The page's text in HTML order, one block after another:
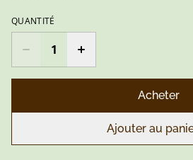
QUANTITÉ
Acheter
Ajouter au